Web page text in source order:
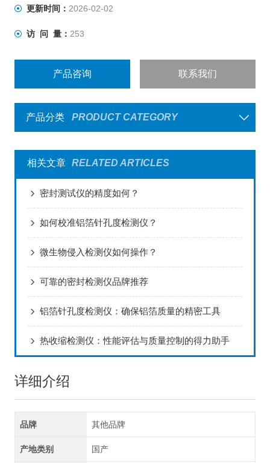
更新时间： 2026-02-02
访 问 量： 253
产品咨询 联系我们
产品分类 PRODUCT CATEGORY
相关文章 RELATED ARTICLES
密封测试仪的精度如何？
如何校准铝箔针孔度检测仪？
微生物侵入检测仪如何操作？
可靠的密封检测仪品牌推荐
铝箔针孔度检测仪：确保铝箔质量的精密工具
热收缩检测仪：性能评估与质量控制的得力助手
详细介绍
品牌 其他品牌
产地类别 国产